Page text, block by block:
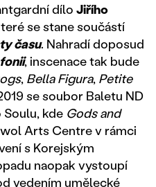
dílo Jiřího
se stane součástí
času. Nahradí doposud
, inscenace tak bude
, Bella Figura, Petite
se soubor Baletu ND
kde Gods and
Arts Centre v rámci
s Korejským
naopak vystoupí
vedením umělecké